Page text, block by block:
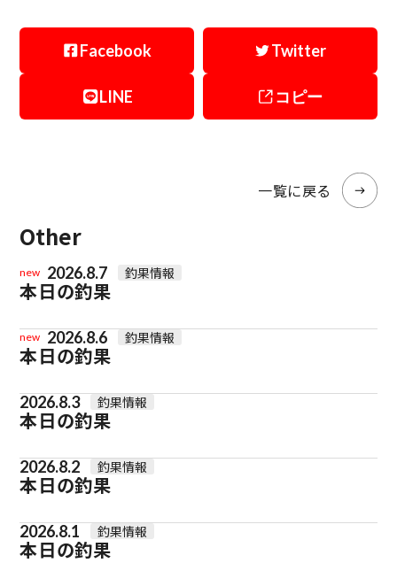
Facebook Twitter
LINE コピー
一覧に戻る
Other
new 2026.8.7 釣果情報
本日の釣果
new 2026.8.6 釣果情報
本日の釣果
2026.8.3 釣果情報
本日の釣果
2026.8.2 釣果情報
本日の釣果
2026.8.1 釣果情報
本日の釣果